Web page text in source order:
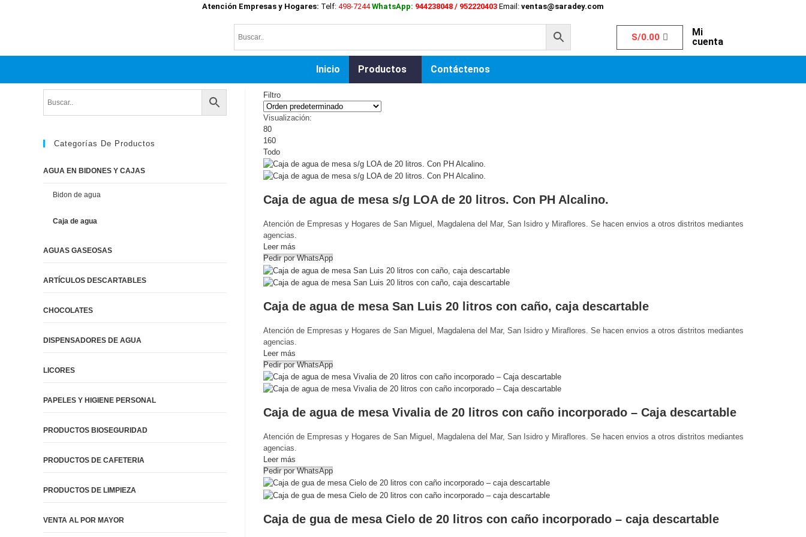
Atención Empresas y Hogares: Telf: 498-7244WhatsApp: 944238048 / 952220403 Email: ventas@saradey.com
S/0.00
Mi
cuenta
Inicio Productos Contáctenos
Filtro
Visualización:
80
160
Todo
Caja de agua de mesa s/g LOA de 20 litros. Con PH Alcalino.
Atención de Empresas y Hogares de San Miguel, Magdalena del Mar, San Isidro y Miraflores. Se hacen envios a otros distritos mediantes
agencias.
Leer más
Pedir por WhatsApp
Caja de agua de mesa San Luis 20 litros con caño, caja descartable
Atención de Empresas y Hogares de San Miguel, Magdalena del Mar, San Isidro y Miraflores. Se hacen envios a otros distritos mediantes
agencias.
Leer más
Pedir por WhatsApp
Caja de agua de mesa Vivalia de 20 litros con caño incorporado – Caja descartable
Atención de Empresas y Hogares de San Miguel, Magdalena del Mar, San Isidro y Miraflores. Se hacen envios a otros distritos mediantes
agencias.
Leer más
Pedir por WhatsApp
Caja de gua de mesa Cielo de 20 litros con caño incorporado – caja descartable
Categorías De Productos
AGUA EN BIDONES Y CAJAS
Bidon de agua
Caja de agua
AGUAS GASEOSAS
ARTÍCULOS DESCARTABLES
CHOCOLATES
DISPENSADORES DE AGUA
LICORES
PAPELES Y HIGIENE PERSONAL
PRODUCTOS BIOSEGURIDAD
PRODUCTOS DE CAFETERIA
PRODUCTOS DE LIMPIEZA
VENTA AL POR MAYOR